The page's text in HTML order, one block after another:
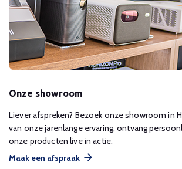
Onze showroom
Liever afspreken? Bezoek onze showroom in
van onze jarenlange ervaring, ontvang
onze producten live in actie.
Maak een afspraak